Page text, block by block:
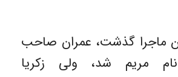
ماجرا گذشت، عمران صاحب
مریم شد، ولی زکریا